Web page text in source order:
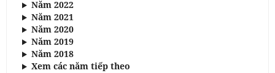
Năm 2022
Năm 2021
Năm 2020
Năm 2019
Năm 2018
Xem các năm tiếp theo